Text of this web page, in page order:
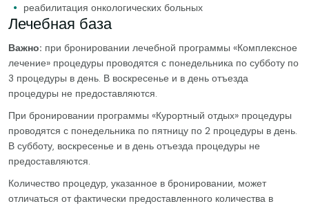
реабилитация онкологических больных
Лечебная база
Важно: при бронировании лечебной программы «Комплексное
лечение» процедуры проводятся с понедельника по субботу по
3 процедуры в день. В воскресенье и в день отъезда
процедуры не предоставляются.
При бронировании программы «Курортный отдых» процедуры
проводятся с понедельника по пятницу по 2 процедуры в день.
В субботу, воскресенье и в день отъезда процедуры не
предоставляются.
Количество процедур, указанное в бронировании, может
отличаться от фактически предоставленного количества в